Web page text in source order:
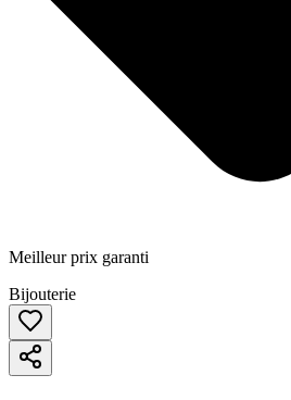
Meilleur prix garanti
Bijouterie